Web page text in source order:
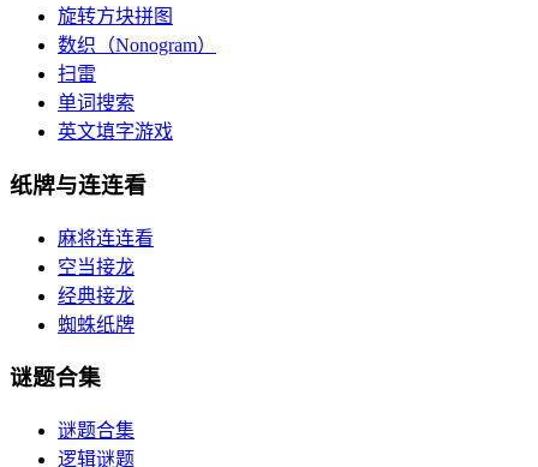
旋转方块拼图
数织（Nonogram）
扫雷
单词搜索
英文填字游戏
纸牌与连连看
麻将连连看
空当接龙
经典接龙
蜘蛛纸牌
谜题合集
谜题合集
逻辑谜题